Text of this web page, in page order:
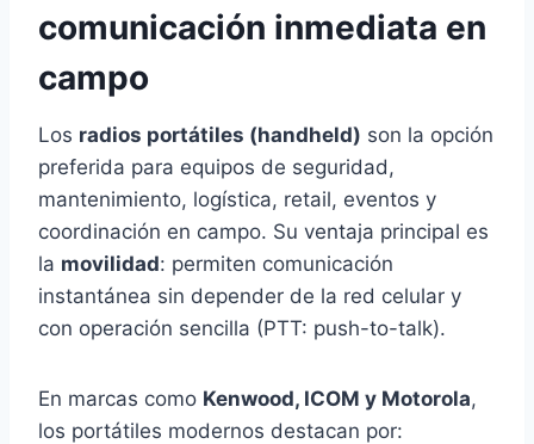
comunicación inmediata en
campo
Los radios portátiles (handheld) son la opción
preferida para equipos de seguridad,
mantenimiento, logística, retail, eventos y
coordinación en campo. Su ventaja principal es
la movilidad: permiten comunicación
instantánea sin depender de la red celular y
con operación sencilla (PTT: push-to-talk).
En marcas como Kenwood, ICOM y Motorola,
los portátiles modernos destacan por: